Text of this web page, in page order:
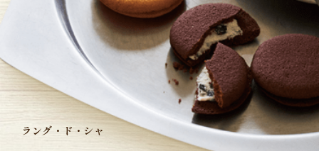
ラング・ド・シャ